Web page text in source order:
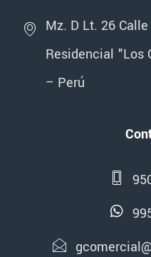
Mz. D Lt. 26
Residencial "Los
– Perú